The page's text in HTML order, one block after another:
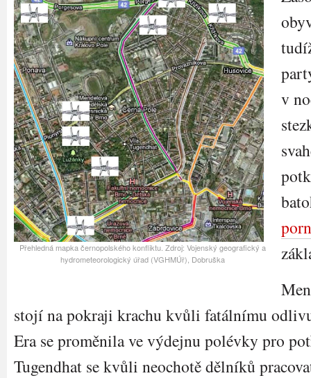
Přehledná mapka černopolského konfliktu. Zdroj: Vojenský geografický a
hydrometeorologický úřad (VGHMÚř), Dobruška
v
stojí na pokraji krachu kvůli fatálnímu
Era se proměnila ve výdejnu polévky pro
Tugendhat se kvůli neochotě dělníků